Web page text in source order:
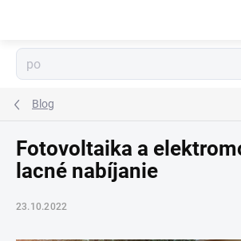
Blog
Fotovoltaika a
lacné nabíjanie
23.10.2022